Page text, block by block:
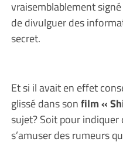
vraisemblablement
de divulguer des
secret.
Et si il avait en effet
glissé dans sonfilm «
sujet? Soit pour indiquer
s’amuser des rumeurs